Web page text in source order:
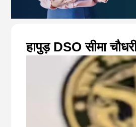
हापुड़ DSO सीमा